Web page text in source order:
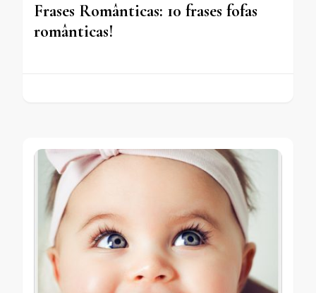
Frases Românticas: 10 frases fofas
românticas!